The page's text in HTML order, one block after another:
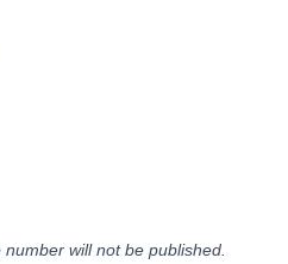
will not be published.